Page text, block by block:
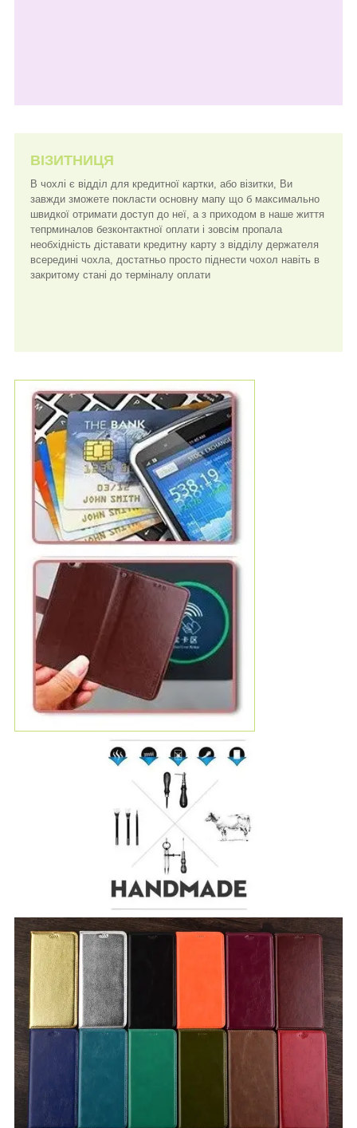
ВІЗИТНИЦЯ
В чохлі є відділ для кредитної картки, або візитки, Ви
завжди зможете покласти основну мапу що б максимально
швидкої отримати доступ до неї, а з приходом в наше життя
тепрминалов безконтактної оплати і зовсім пропала
необхідність діставати кредитну карту з відділу держателя
всередині чохла, достатньо просто піднести чохол навіть в
закритому стані до терміналу оплати